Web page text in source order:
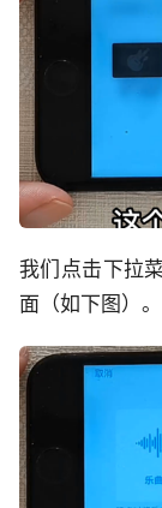
我们点击下拉
面（如下图）。